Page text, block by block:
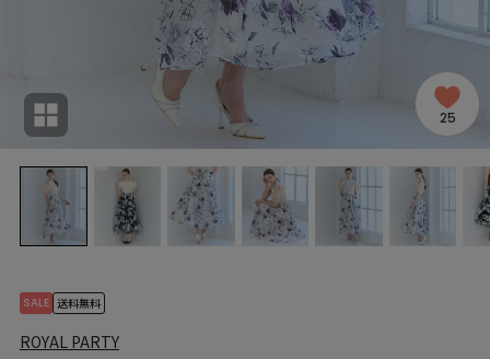
25
SALE 送料無料
ROYAL PARTY